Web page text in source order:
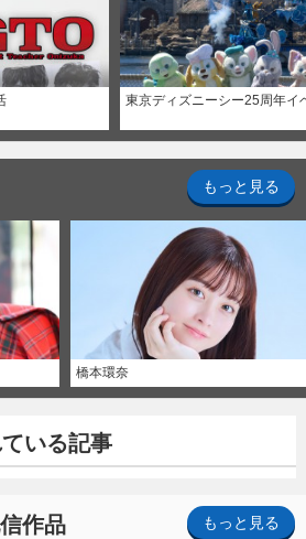
東京ディズニーシー25周年イ
もっと見る
橋本環奈
ている記事
作品 もっと見る